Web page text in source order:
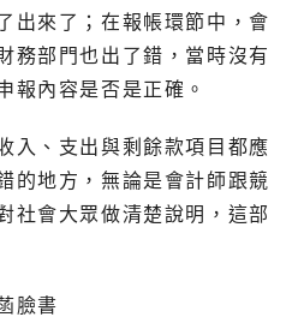
出來了；在報帳環節中，會
務部門也出了錯，當時沒有
報內容是否是正確。
入、支出與剩餘款項目都應
的地方，無論是會計師跟競
社會大眾做清楚說明，這部
臉書